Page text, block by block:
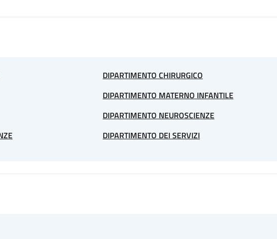
DIPARTIMENTO CHIRURGICO
DIPARTIMENTO MATERNO INFANTILE
DIPARTIMENTO NEUROSCIENZE
DIPARTIMENTO DEI SERVIZI